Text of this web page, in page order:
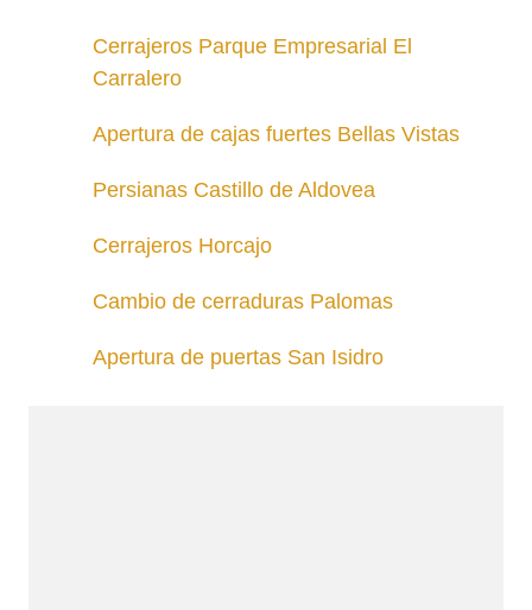
Cerrajeros Parque Empresarial El
Carralero
Apertura de cajas fuertes Bellas Vistas
Persianas Castillo de Aldovea
Cerrajeros Horcajo
Cambio de cerraduras Palomas
Apertura de puertas San Isidro